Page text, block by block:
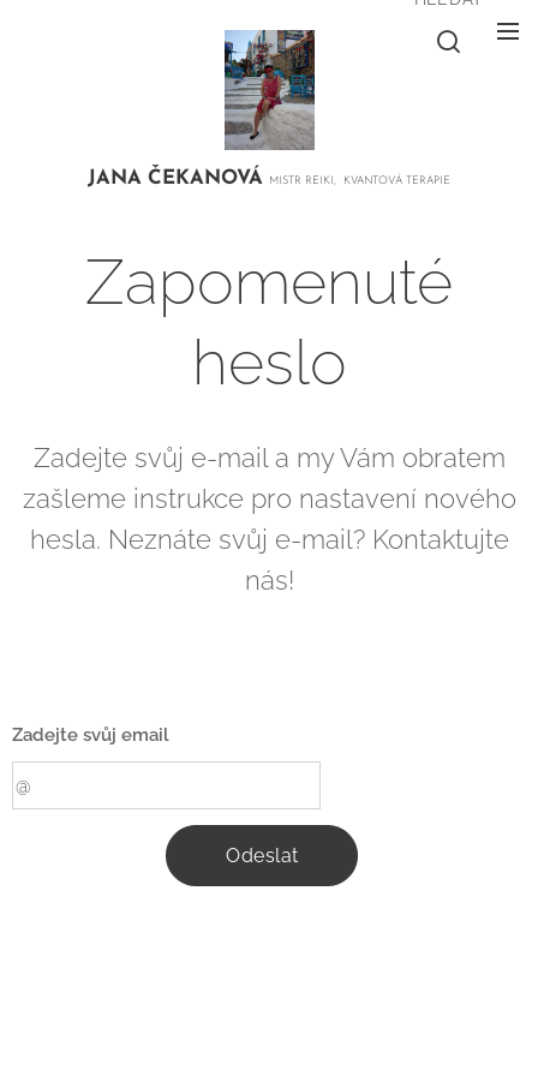
JANA ČEKANOVÁ MISTR REIKI, KVANTOVÁ TERAPIE
Zapomenuté
heslo
Zadejte svůj e-mail a my Vám obratem
zašleme instrukce pro nastavení nového
hesla. Neznáte svůj e-mail? Kontaktujte
nás!
Zadejte svůj email
Odeslat